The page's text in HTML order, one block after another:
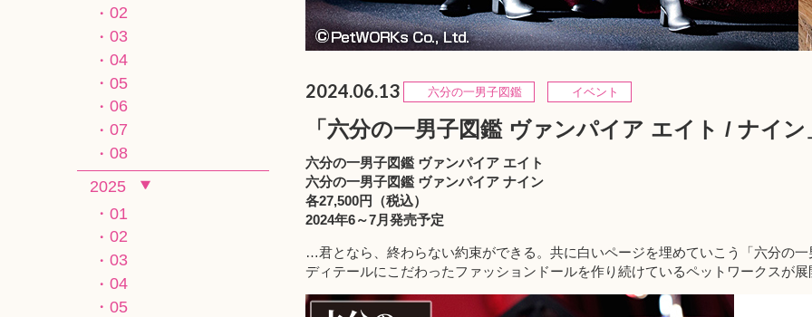
2024.06.13 六分の一男子図鑑 イベント
「六分の一男子図鑑 ヴァンパイア エイト / ナイン
六分の一男子図鑑 ヴァンパイア エイト
六分の一男子図鑑 ヴァンパイア ナイン
各27,500円（税込）
2024年6～7月発売予定
…君となら、終わらない約束ができる。共に白いページを埋めていこう「六分の一
ディテールにこだわったファッションドールを作り続けているペットワークスが
02
03
04
05
06
07
08
2025
01
02
03
04
05